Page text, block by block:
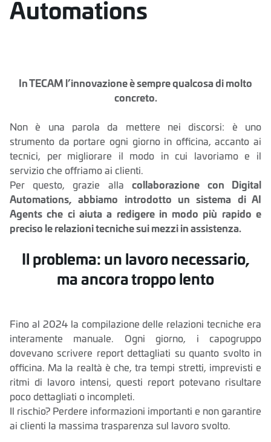
Automations
In TECAM l’innovazione è sempre qualcosa di molto
concreto.
Non è una parola da mettere nei discorsi: è uno
strumento da portare ogni giorno in officina, accanto ai
tecnici, per migliorare il modo in cui lavoriamo e il
servizio che offriamo ai clienti.
Per questo, grazie alla collaborazione con Digital
Automations, abbiamo introdotto un sistema di AI
Agents che ci aiuta a redigere in modo più rapido e
preciso le relazioni tecniche sui mezzi in assistenza.
Il problema: un lavoro necessario,
ma ancora troppo lento
Fino al 2024 la compilazione delle relazioni tecniche era
interamente manuale. Ogni giorno, i capogruppo
dovevano scrivere report dettagliati su quanto svolto in
officina. Ma la realtà è che, tra tempi stretti, imprevisti e
ritmi di lavoro intensi, questi report potevano risultare
poco dettagliati o incompleti.
Il rischio? Perdere informazioni importanti e non garantire
ai clienti la massima trasparenza sul lavoro svolto.